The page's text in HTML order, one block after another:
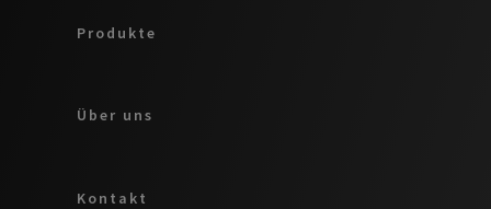
Produkte
Über uns
Kontakt